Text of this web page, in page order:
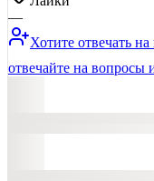
—
Хотите отвечать
отвечайте на вопросы